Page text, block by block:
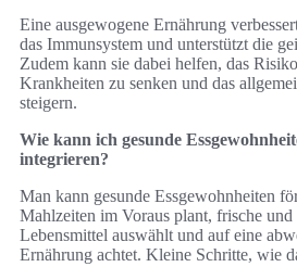
Eine ausgewogene Ernährung
das Immunsystem und unterstützt die
Zudem kann sie dabei helfen, das
Krankheiten zu senken und das
steigern.
Wie kann ich gesunde
integrieren?
Man kann gesunde Essgewohnheiten
Mahlzeiten im Voraus plant, frische und
Lebensmittel auswählt und auf eine
Ernährung achtet. Kleine Schritte, wie